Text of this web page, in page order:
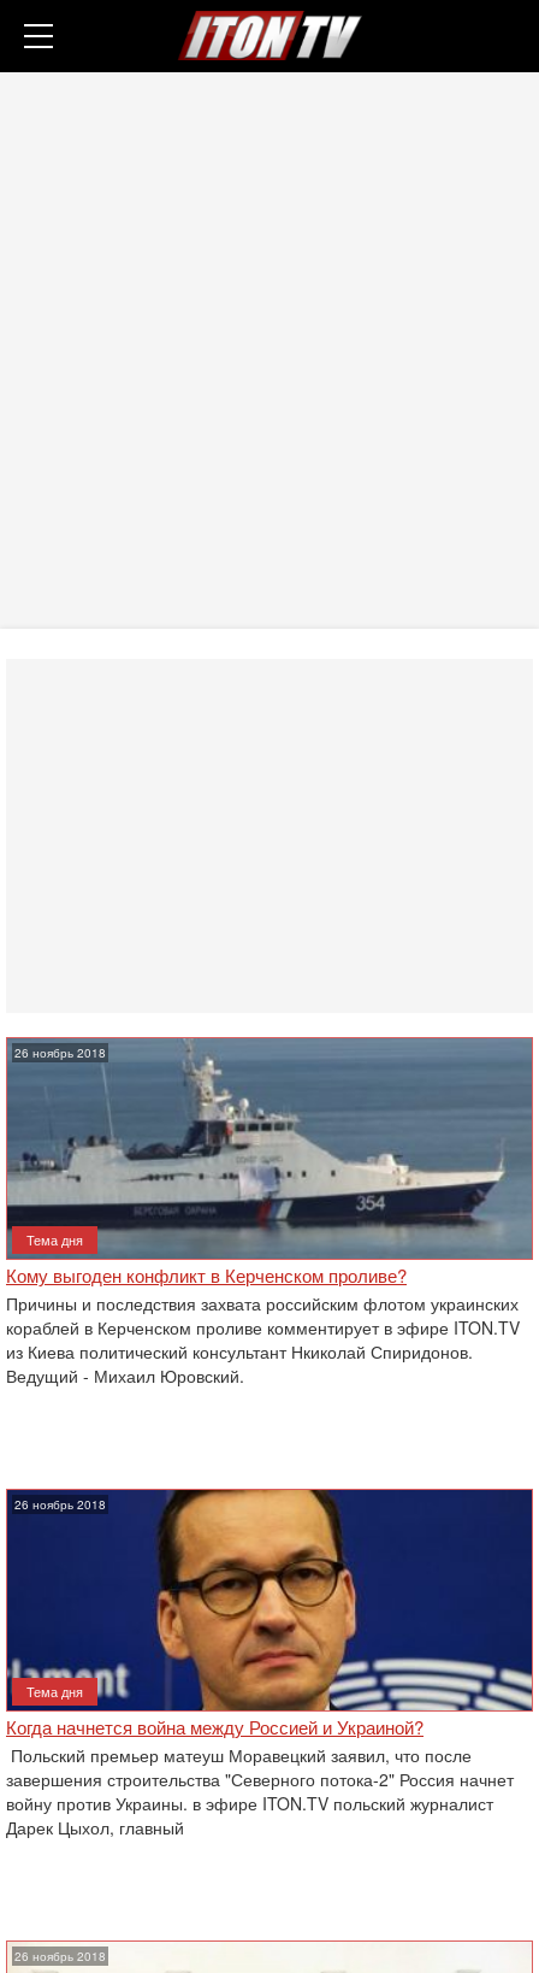
26 ноябрь 2018
Тема дня
Кому выгоден конфликт в Керченском проливе?
Причины и последствия захвата российским флотом украинских
кораблей в Керченском проливе комментирует в эфире ITON.TV
из Киева политический консультант Нкиколай Спиридонов.
Ведущий - Михаил Юровский.
26 ноябрь 2018
Тема дня
Когда начнется война между Россией и Украиной?
Польский премьер матеуш Моравецкий заявил, что после
завершения строительства "Северного потока-2" Россия начнет
войну против Украины. в эфире ITON.TV польский журналист
Дарек Цыхол, главный
26 ноябрь 2018